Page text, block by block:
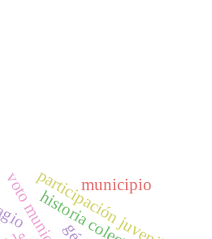
voto municipal
participación juvenil
municipio